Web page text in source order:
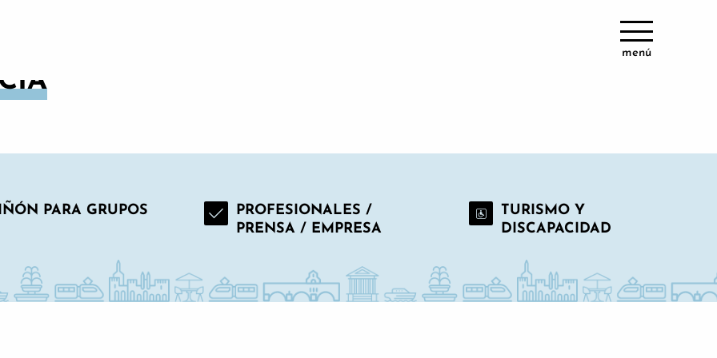
menú
PARA GRUPOS
PROFESIONALES /
PRENSA / EMPRESA
TURISMO Y
DISCAPACIDAD